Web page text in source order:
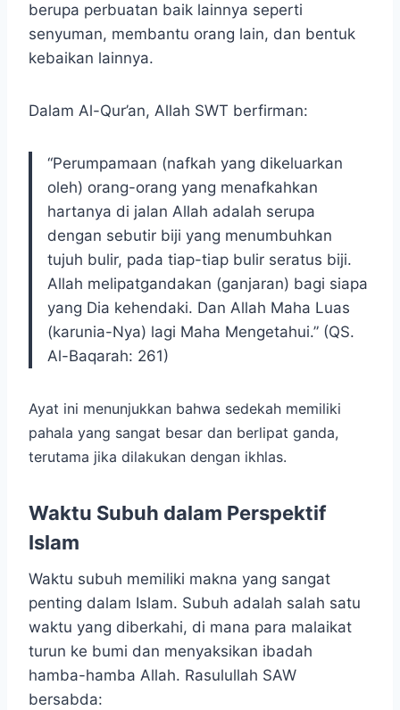
berupa perbuatan baik lainnya seperti
senyuman, membantu orang lain, dan bentuk
kebaikan lainnya.
Dalam Al-Qur’an, Allah SWT berfirman:
“Perumpamaan (nafkah yang dikeluarkan
oleh) orang-orang yang menafkahkan
hartanya di jalan Allah adalah serupa
dengan sebutir biji yang menumbuhkan
tujuh bulir, pada tiap-tiap bulir seratus biji.
Allah melipatgandakan (ganjaran) bagi siapa
yang Dia kehendaki. Dan Allah Maha Luas
(karunia-Nya) lagi Maha Mengetahui.” (QS.
Al-Baqarah: 261)
Ayat ini menunjukkan bahwa sedekah memiliki
pahala yang sangat besar dan berlipat ganda,
terutama jika dilakukan dengan ikhlas.
Waktu Subuh dalam Perspektif
Islam
Waktu subuh memiliki makna yang sangat
penting dalam Islam. Subuh adalah salah satu
waktu yang diberkahi, di mana para malaikat
turun ke bumi dan menyaksikan ibadah
hamba-hamba Allah. Rasulullah SAW
bersabda: